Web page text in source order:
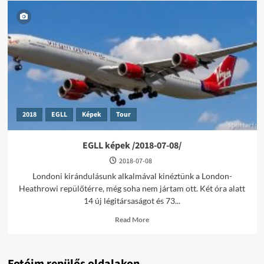
2018 EGLL Képek Tour
EGLL képek /2018-07-08/
2018-07-08
Londoni kirándulásunk alkalmával kinéztünk a London-
Heathrowi repülőtérre, még soha nem jártam ott. Két óra alatt
14 új légitársaságot és 73...
Read MoreRead